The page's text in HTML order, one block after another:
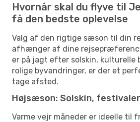
Hvornår skal du flyve til
få den bedste oplevelse
Valg af den rigtige sæson til din
afhænger af dine
er på jagt efter solskin, kulturelle
rolige byvandringer, er der et
tage afsted.
Højsæson: Solskin,
Varme vejr måneder er ideelle til